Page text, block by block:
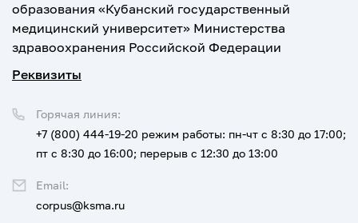
образования «Кубанский государственный
медицинский университет» Министерства
здравоохранения Российской Федерации
Реквизиты
Горячая линия:
+7 (800) 444-19-20 режим работы: пн-чт с 8:30 до 17:00;
пт с 8:30 до 16:00; перерыв с 12:30 до 13:00
Email:
corpus@ksma.ru